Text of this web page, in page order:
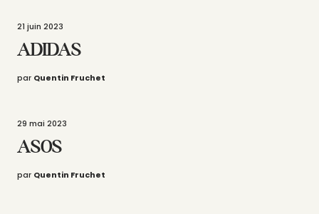
21 juin 2023
ADIDAS
par Quentin Fruchet
29 mai 2023
ASOS
par Quentin Fruchet